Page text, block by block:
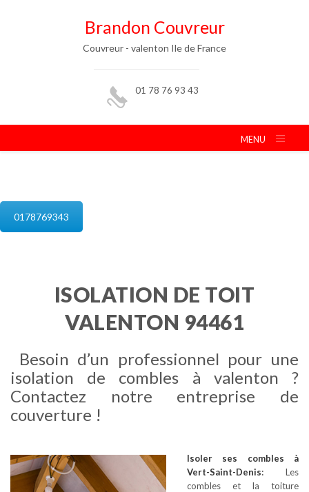
Brandon Couvreur
Couvreur - valenton Ile de France
01 78 76 93 43
MENU
0178769343
ISOLATION DE TOIT
VALENTON 94461
Besoin d’un professionnel pour une
isolation de combles à valenton ?
Contactez notre entreprise de
couverture !
Isoler ses combles à
Vert-Saint-Denis: Les
combles et la toiture